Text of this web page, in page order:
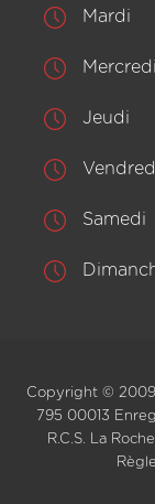
Mardi
Mercredi
Jeudi
Samedi
Copyright © 2009
795 00013
R.C.S. La